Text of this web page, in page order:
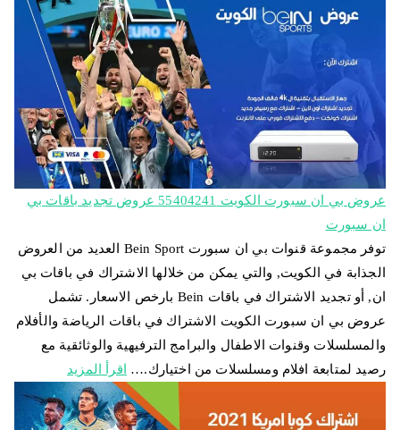
عروض بي ان سبورت الكويت 55404241 عروض تجديد باقات بي
ان سبورت
توفر مجموعة قنوات بي ان سبورت Bein Sport العديد من العروض
الجذابة في الكويت, والتي يمكن من خلالها الاشتراك في باقات بي
ان, أو تجديد الاشتراك في باقات Bein بارخص الاسعار. تشمل
عروض بي ان سبورت الكويت الاشتراك في باقات الرياضة والأفلام
والمسلسلات وقنوات الاطفال والبرامج الترفيهية والوثائقية مع
رصيد لمتابعة افلام ومسلسلات من اختيارك.…
اقرأ المزيد